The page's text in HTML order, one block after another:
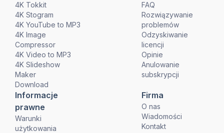
4K Tokkit
4K Stogram
4K YouTube to MP3
4K Image
Compressor
4K Video to MP3
4K Slideshow
Maker
Download
FAQ
Rozwiązywanie
problemów
Odzyskiwanie
licencji
Opinie
Anulowanie
subskrypcji
Informacje
prawne
Warunki
użytkowania
Firma
O nas
Wiadomości
Kontakt